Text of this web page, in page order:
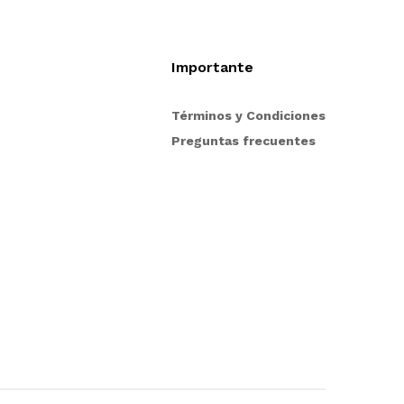
Importante
Términos y Condiciones
Preguntas frecuentes